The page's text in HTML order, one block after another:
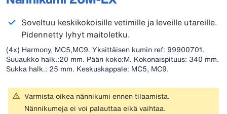
Soveltuu keskikokoisille vetimille ja leveille utareille.
Pidennetty lyhyt maitoletku.
(4x) Harmony, MC5,MC9. Yksittäisen kumin ref: 99900701.
Suuaukko halk.:20 mm. Pään koko:M. Kokonaispituus: 340 mm.
Sukka halk.: 25 mm. Keskuskappale: MC5, MC9.
Varmista oikea nännikumi ennen tilaamista.
Nännikumeja ei voi palauttaa eikä vaihtaa.